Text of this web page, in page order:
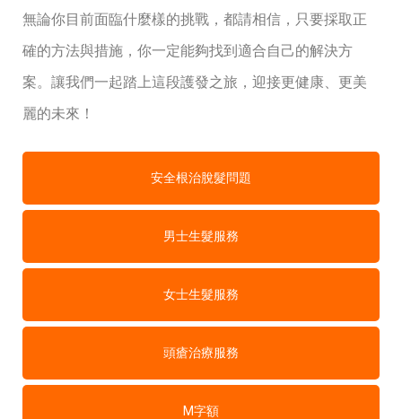
無論你目前面臨什麼樣的挑戰，都請相信，只要採取正
確的方法與措施，你一定能夠找到適合自己的解決方
案。讓我們一起踏上這段護發之旅，迎接更健康、更美
麗的未來！
安全根治脫髮問題
男士生髮服務
女士生髮服務
頭瘡治療服務
M字額